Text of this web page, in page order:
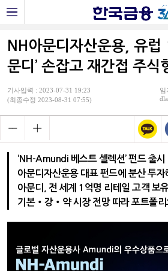
NH아문디자산운용, 유럽
문디’ 손잡고 재간접 주식
기사입력 : 2023-07-31 19:23
(최종수정 2023-08-31 07:55)
임
‘NH-Amundi 베스트 셀렉션’ 펀드 출시
아문디자산운용 대표 펀드에 분산 투자
아문디, 전 세계 1억명 리테일 고객 보
기본‧강‧약 시장 전망 따라 포트폴리